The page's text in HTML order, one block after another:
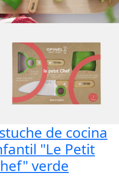
de cocina
"Le Petit
verde